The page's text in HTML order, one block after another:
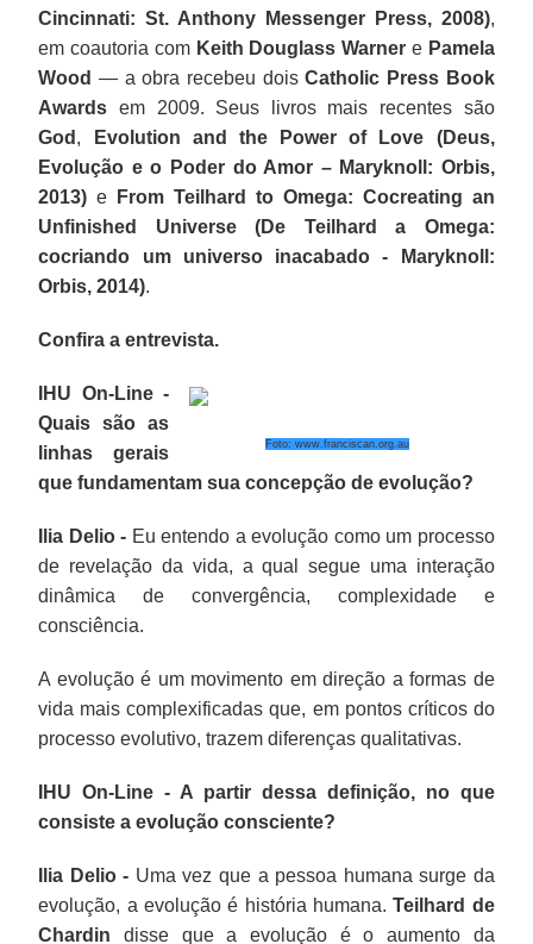
Cincinnati: St. Anthony Messenger Press, 2008),
em coautoria com Keith Douglass Warner e Pamela
Wood — a obra recebeu doisCatholic Press Book
Awards em 2009. Seus livros mais recentes são
God , Evolution and the Power of Love (Deus,
Evolução e o Poder do Amor – Maryknoll: Orbis,
2013) e
From Teilhard to Omega: Cocreating an
Unfinished Universe (De Teilhard a Omega:
cocriando um universo inacabado - Maryknoll:
Orbis, 2014).
Confira a entrevista.
Foto: www.franciscan.org.au
IHU On-Line -
Quais são as
linhas gerais
que fundamentam sua concepção de evolução?
Ilia Delio - Eu entendo a evolução como um processo
de revelação da vida, a qual segue uma interação
dinâmica de convergência, complexidade e
consciência.
A evolução é um movimento em direção a formas de
vida mais complexificadas que, em pontos críticos do
processo evolutivo, trazem diferenças qualitativas.
IHU On-Line - A partir dessa definição, no que
consiste a evolução consciente?
Ilia Delio - Uma vez que a pessoa humana surge da
evolução, a evolução é história humana.Teilhard de
Chardin disse que a evolução é o aumento da